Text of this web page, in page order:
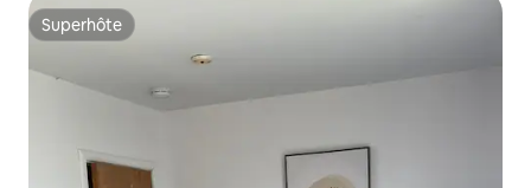
Superhôte
Superhôte